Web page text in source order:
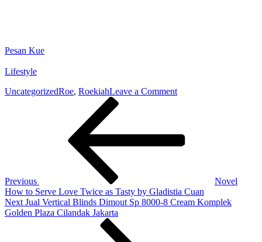
Pesan Kue
Lifestyle
UncategorizedRoe, RoekiahLeave a Commenton
by
Roe
Previous
Novel
How to Serve Love Twice as Tasty by Gladistia Cuan
Next
Post
Next Jual Vertical Blinds Dimout Sp 8000-8 Cream Komplek
Golden Plaza Cilandak Jakarta